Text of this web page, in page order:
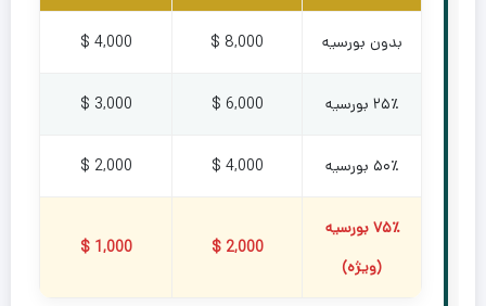
بدون بورسیه 8,000 $
4,000 $
۲۵٪ بورسیه 6,000 $
3,000 $
۵۰٪ بورسیه 4,000 $
2,000 $
۷۵٪ بورسیه
(ویژه)
2,000 $
1,000 $